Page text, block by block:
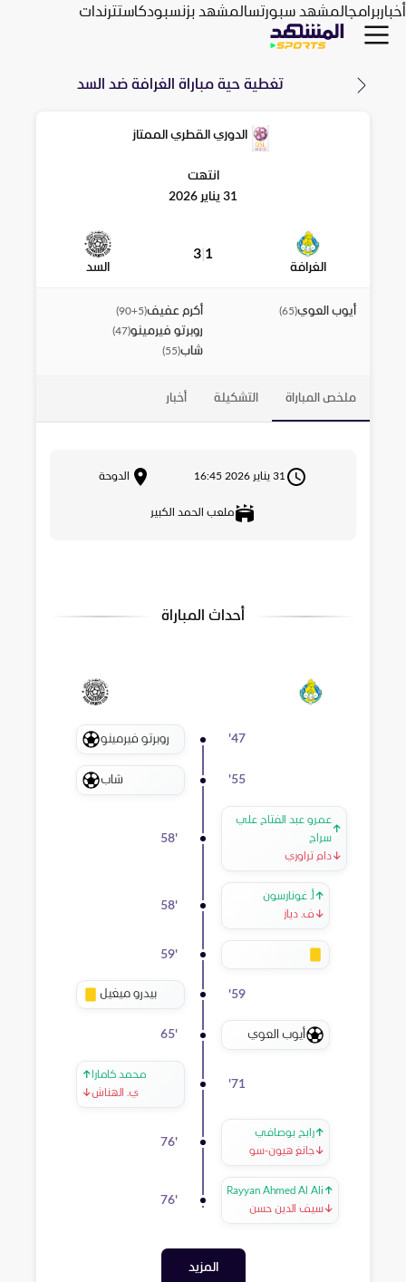
أخباربرامجالمشهد سبورتسالمشهد بزنسبودكاستترندات
تغطية حية مباراة الغرافة ضد السد
الدوري القطري الممتاز
انتهت
31 يناير 2026
الغرافة
1
3
السد
أيوب العوي(
65
) أكرم عفيف(
90+5
)
روبرتو فيرمينو(
47
)
شاب(
55
)
ملخص المباراة التشكيلة أخبار
31 يناير 2026 16:45 الدوحة
ملعب الحمد الكبير
أحداث المباراة
47
' روبرتو فيرمينو
55
' شاب
↑
عمرو عبد الفتاح علي
سراج
↓دام تراوري
58'
↑ أ. غونارسون
↓ ف. دياز
58'
59'
59
' بيدرو ميغيل
أيوب العوي 65'
71
'
↑ محمد كامارا
↓ي. الهناش
↑رابح بوصافي
↓جانغ هيون-سو
76'
↑
Rayyan Ahmed Al Ali
↓سيف الدين حسن
76'
المزيد